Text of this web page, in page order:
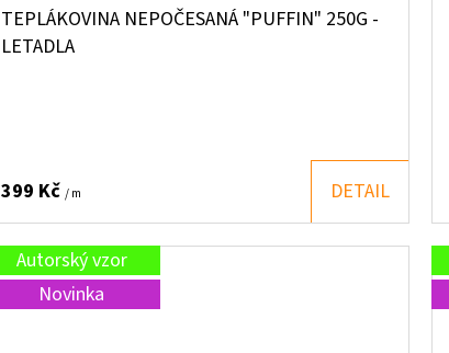
TEPLÁKOVINA NEPOČESANÁ "PUFFIN" 250G -
LETADLA
399 Kč / m DETAIL
Autorský vzor
Novinka